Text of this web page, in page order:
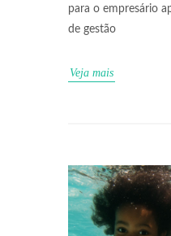
para o empresário
de gestão
Veja mais